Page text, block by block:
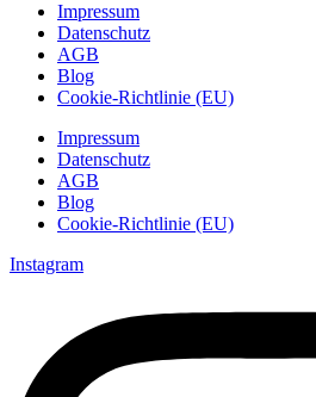
Impressum
Datenschutz
AGB
Blog
Cookie-Richtlinie (EU)
Impressum
Datenschutz
AGB
Blog
Cookie-Richtlinie (EU)
Instagram